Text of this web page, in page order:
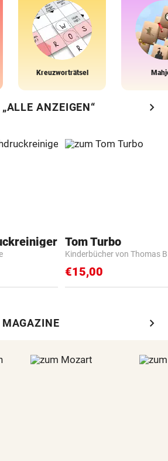
Kreuzworträtsel
ANZEIGEN“ chevron_right
Tom Turbo
Kinderbücher von Thomas
€15,00
MAGAZINE chevron_right